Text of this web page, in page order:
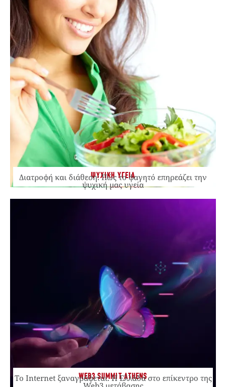
ΨΥΧΙΚΗ ΥΓΕΙΑ
Διατροφή και διάθεση: Πώς το φαγητό επηρεάζει την
ψυχική μας υγεία
WEB3 SUMMIT ATHENS
Το Internet ξαναγράφεται. Η Ελλάδα στο επίκεντρο της